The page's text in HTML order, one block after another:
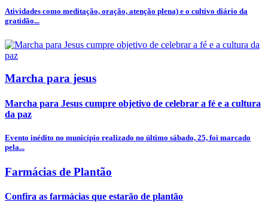
Atividades como meditação, oração, atenção plena) e o cultivo diário da
gratidão...
Marcha para jesus
Marcha para Jesus cumpre objetivo de celebrar a fé e a cultura
da paz
Evento inédito no município realizado no último sábado, 25, foi marcado
pela...
Farmácias de Plantão
Confira as farmácias que estarão de plantão